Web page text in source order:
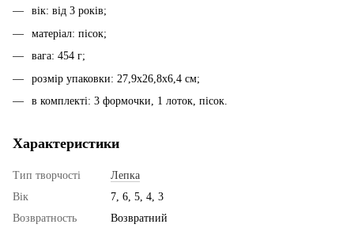
вік: від 3 років;
матеріал: пісок;
вага: 454 г;
розмір упаковки: 27,9х26,8х6,4 см;
в комплекті: 3 формочки, 1 лоток, пісок.
Характеристики
Тип творчості
Лепка
Вік
7, 6, 5, 4, 3
Возвратность
Возвратний